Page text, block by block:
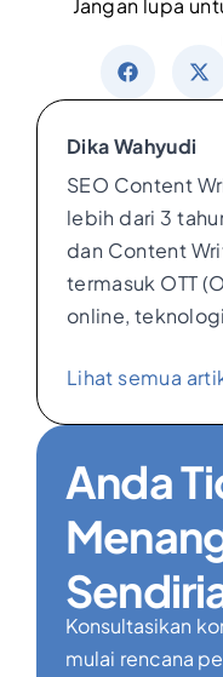
Dika Wahyudi
SEO Content
lebih dari 3
dan Content
termasuk OTT
online,
Lihat semua
Anda
Konsultasikan
mulai rencana